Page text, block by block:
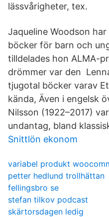
lässvårigheter, tex.
Jaqueline Woodson
böcker för barn och
tilldelades hon ALMA-
drömmer var den
tjugotal böcker varav
kända, Även i engelsk
Nilsson (1922–2017)
undantag, bland
Snittlön ekonom
variabel produkt
petter hedlund trollhättan
fellingsbro se
stefan tilkov podcast
skärtorsdagen ledig